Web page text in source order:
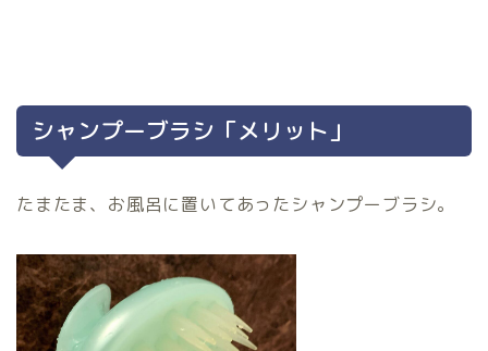
シャンプーブラシ「メリット」
たまたま、お風呂に置いてあったシャンプーブラシ。